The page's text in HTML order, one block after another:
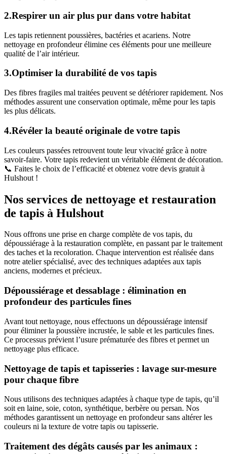
2.Respirer un air plus pur dans votre habitat
Les tapis retiennent poussières, bactéries et acariens. Notre
nettoyage en profondeur élimine ces éléments pour une meilleure
qualité de l’air intérieur.
3.Optimiser la durabilité de vos tapis
Des fibres fragiles mal traitées peuvent se détériorer rapidement. Nos
méthodes assurent une conservation optimale, même pour les tapis
les plus délicats.
4.Révéler la beauté originale de votre tapis
Les couleurs passées retrouvent toute leur vivacité grâce à notre
savoir-faire. Votre tapis redevient un véritable élément de décoration.
📞 Faites le choix de l’efficacité et obtenez votre devis gratuit à
Hulshout !
Nos services de nettoyage et restauration
de tapis à Hulshout
Nous offrons une prise en charge complète de vos tapis, du
dépoussiérage à la restauration complète, en passant par le traitement
des taches et la recoloration. Chaque intervention est réalisée dans
notre atelier spécialisé, avec des techniques adaptées aux tapis
anciens, modernes et précieux.
Dépoussiérage et dessablage : élimination en
profondeur des particules fines
Avant tout nettoyage, nous effectuons un dépoussiérage intensif
pour éliminer la poussière incrustée, le sable et les particules fines.
Ce processus prévient l’usure prématurée des fibres et permet un
nettoyage plus efficace.
Nettoyage de tapis et tapisseries : lavage sur-mesure
pour chaque fibre
Nous utilisons des techniques adaptées à chaque type de tapis, qu’il
soit en laine, soie, coton, synthétique, berbère ou persan. Nos
méthodes garantissent un nettoyage en profondeur sans altérer les
couleurs ni la texture de votre tapis ou tapisserie.
Traitement des dégâts causés par les animaux :